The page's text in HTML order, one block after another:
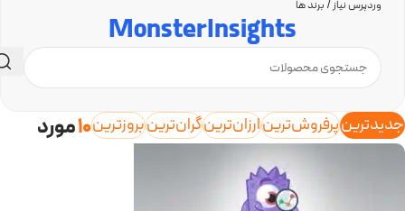
وردپرس نیاز/ برند ها
MonsterInsights
جدیدترینپرفروش‌ترینارزان‌ترینگران‌ترینبروزترین10مورد